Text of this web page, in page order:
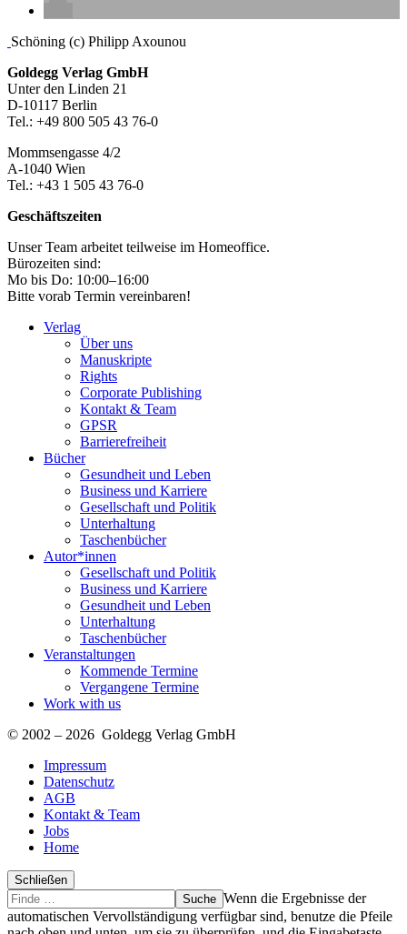
Seitenleiste
Schöning (c) Philipp Axounou
Footer-
Section
Goldegg Verlag GmbH
Unter den Linden 21
D-10117 Berlin
Tel.: +49 800 505 43 76-0
Mommsengasse 4/2
A-1040 Wien
Tel.: +43 1 505 43 76-0
Geschäftszeiten
Unser Team arbeitet teilweise im Homeoffice.
Bürozeiten sind:
Mo bis Do: 10:00–16:00
Bitte vorab Termin vereinbaren!
Verlag
Über uns
Manuskripte
Rights
Corporate Publishing
Kontakt & Team
GPSR
Barrierefreiheit
Bücher
Gesundheit und Leben
Business und Karriere
Gesellschaft und Politik
Unterhaltung
Taschenbücher
Autor*innen
Gesellschaft und Politik
Business und Karriere
Gesundheit und Leben
Unterhaltung
Taschenbücher
Veranstaltungen
Kommende Termine
Vergangene Termine
Work with us
© 2002 – 2026 Goldegg Verlag GmbH
Impressum
Datenschutz
AGB
Kontakt & Team
Jobs
Home
Schließen
Suche
Finde
…
Wenn die Ergebnisse der
automatischen Vervollständigung verfügbar sind, benutze die Pfeile